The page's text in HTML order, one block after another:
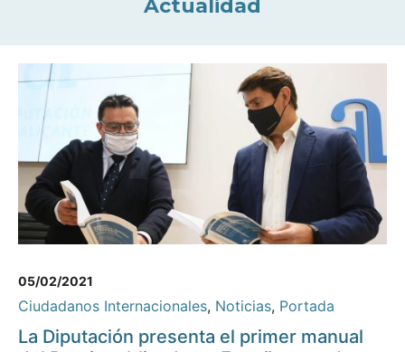
Actualidad
05/02/2021
Ciudadanos Internacionales, Noticias, Portada
La Diputación presenta el primer manual